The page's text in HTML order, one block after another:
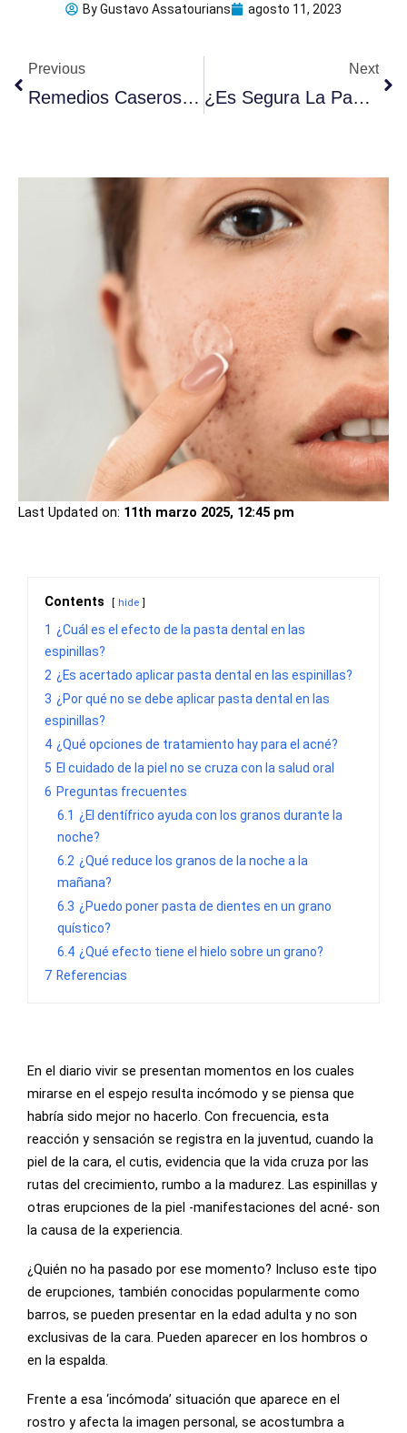
ByGustavo Assatourians agosto 11, 2023
Previous
Remedios Caseros Para Las Úlceras Bucales: 8 Consejos Garantizados
Next
¿Es Segura La Pasta Dental Con Carbón Activo? 5 Consecuencias
Last Updated on: 11th marzo 2025, 12:45 pm
Contents hide
1 ¿Cuál es el efecto de la pasta dental en las
espinillas?
2 ¿Es acertado aplicar pasta dental en las espinillas?
3 ¿Por qué no se debe aplicar pasta dental en las
espinillas?
4 ¿Qué opciones de tratamiento hay para el acné?
5 El cuidado de la piel no se cruza con la salud oral
6 Preguntas frecuentes
6.1 ¿El dentífrico ayuda con los granos durante la
noche?
6.2 ¿Qué reduce los granos de la noche a la
mañana?
6.3 ¿Puedo poner pasta de dientes en un grano
quístico?
6.4 ¿Qué efecto tiene el hielo sobre un grano?
7 Referencias
En el diario vivir se presentan momentos en los cuales
mirarse en el espejo resulta incómodo y se piensa que
habría sido mejor no hacerlo. Con frecuencia, esta
reacción y sensación se registra en la juventud, cuando la
piel de la cara, el cutis, evidencia que la vida cruza por las
rutas del crecimiento, rumbo a la madurez. Las espinillas y
otras erupciones de la piel -manifestaciones del acné- son
la causa de la experiencia.
¿Quién no ha pasado por ese momento? Incluso este tipo
de erupciones, también conocidas popularmente como
barros, se pueden presentar en la edad adulta y no son
exclusivas de la cara. Pueden aparecer en los hombros o
en la espalda.
Frente a esa ‘incómoda’ situación que aparece en el
rostro y afecta la imagen personal, se acostumbra a